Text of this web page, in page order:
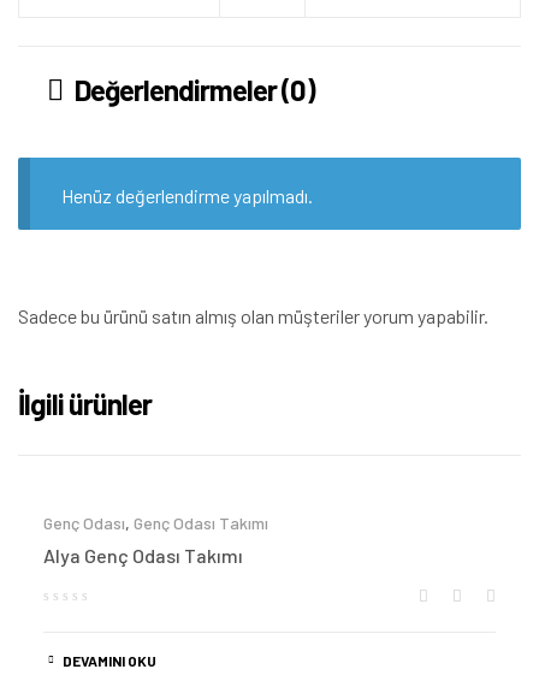
Değerlendirmeler (0)
Henüz değerlendirme yapılmadı.
Sadece bu ürünü satın almış olan müşteriler yorum yapabilir.
İlgili ürünler
Genç Odası, Genç Odası Takımı
Alya Genç Odası Takımı
DEVAMINI OKU